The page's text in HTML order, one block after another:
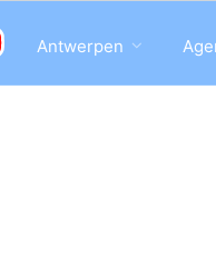
Antwerpen